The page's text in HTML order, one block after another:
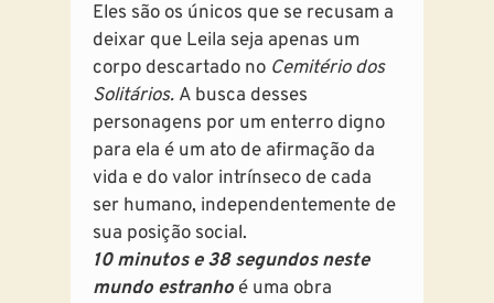
Eles são os únicos que se recusam a
deixar que Leila seja apenas um
corpo descartado no Cemitério dos
Solitários. A busca desses
personagens por um enterro digno
para ela é um ato de afirmação da
vida e do valor intrínseco de cada
ser humano, independentemente de
sua posição social.
10 minutos e 38 segundos neste
mundo estranho é uma obra